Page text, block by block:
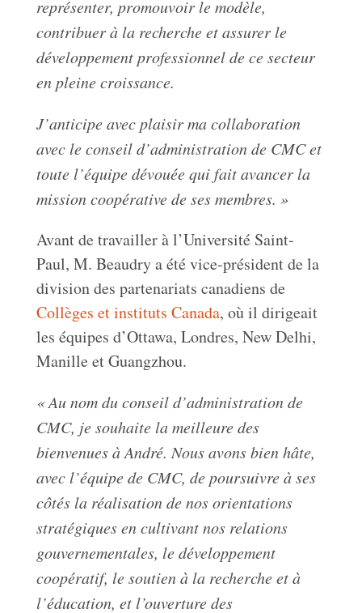
représenter, promouvoir le modèle,
contribuer à la recherche et assurer le
développement professionnel de ce secteur
en pleine croissance.
J’anticipe avec plaisir ma collaboration
avec le conseil d’administration de CMC et
toute l’équipe dévouée qui fait avancer la
mission coopérative de ses membres. »
Avant de travailler à l’Université Saint-
Paul, M. Beaudry a été vice-président de la
division des partenariats canadiens de
Collèges et instituts Canada, où il dirigeait
les équipes d’Ottawa, Londres, New Delhi,
Manille et Guangzhou.
« Au nom du conseil d’administration de
CMC, je souhaite la meilleure des
bienvenues à André. Nous avons bien hâte,
avec l’équipe de CMC, de poursuivre à ses
côtés la réalisation de nos orientations
stratégiques en cultivant nos relations
gouvernementales, le développement
coopératif, le soutien à la recherche et à
l’éducation, et l’ouverture des